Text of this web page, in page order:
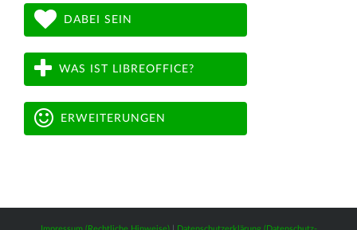
DABEI SEIN
WAS IST LIBREOFFICE?
ERWEITERUNGEN